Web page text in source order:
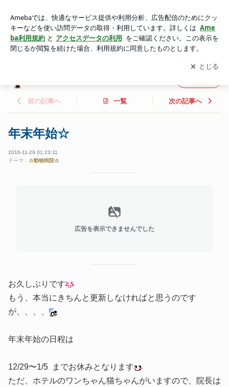
アプリをダウンロードして ブログの更新通知
を受け取りまし
ょう。
開く
前の記事へ 一覧 次の記事へ
年末年始☆
2016-11-29 01:23:11
テーマ： ☆動物病院☆
広告を表示できませんでした
お久しぶりです
もう、本当にきちんと更新しなければと思うのです
が、、、、
年末年始の日程は
12/29〜1/5 までお休みとなります
ただ、ホテルのワンちゃん猫ちゃんがいますので、院長は